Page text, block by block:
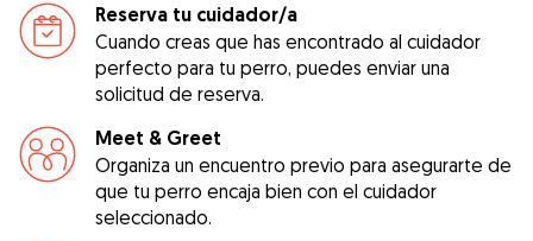
Reserva tu cuidador/a
Cuando creas que has encontrado al cuidador
perfecto para tu perro, puedes enviar una
solicitud de reserva.
Meet & Greet
Organiza un encuentro previo para asegurarte de
que tu perro encaja bien con el cuidador
seleccionado.